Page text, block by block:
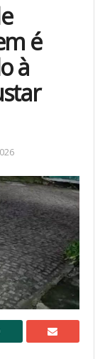
é
à